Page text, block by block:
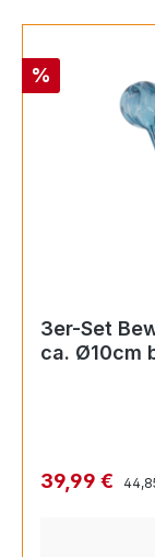
Rabatt
%
3er-Set
ca. Ø10cm
39,99 €